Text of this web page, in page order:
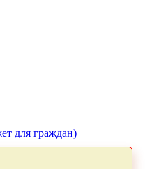
для граждан)